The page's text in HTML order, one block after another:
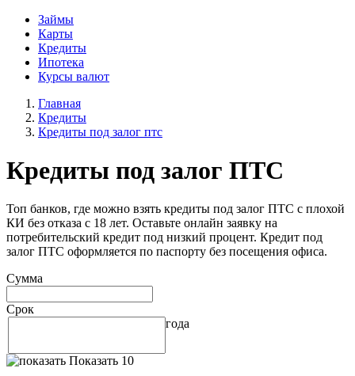
Займы
Карты
Кредиты
Ипотека
Курсы валют
Главная
Кредиты
Кредиты под залог птс
Кредиты под залог ПТС
Топ банков, где можно взять кредиты под залог ПТС с плохой
КИ без отказа с 18 лет. Оставьте онлайн заявку на
потребительский кредит под низкий процент. Кредит под
залог ПТС оформляется по паспорту без посещения офиса.
Сумма
Срок
года
Показать 10